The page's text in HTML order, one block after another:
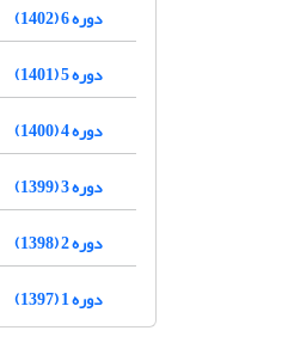
دوره 6 (1402)
دوره 5 (1401)
دوره 4 (1400)
دوره 3 (1399)
دوره 2 (1398)
دوره 1 (1397)